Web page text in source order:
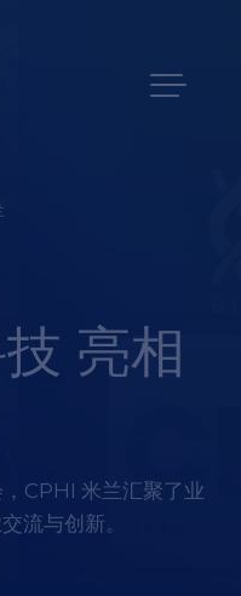
亮相
CPHI 米兰汇聚了业
流与创新。